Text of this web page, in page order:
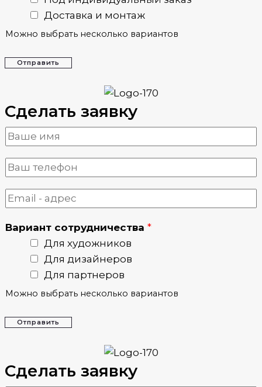
Доставка и монтаж
Можно выбрать несколько вариантов
Отправить
Сделать заявку
Вариант сотрудничества *
Для художников
Для дизайнеров
Для партнеров
Можно выбрать несколько вариантов
Отправить
Сделать заявку